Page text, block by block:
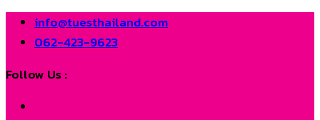
info@tuesthailand.com
062-423-9623
Follow Us :